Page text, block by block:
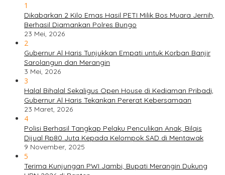
1
Dikabarkan 2 Kilo Emas Hasil PETI Milik Bos Muara Jernih,
Berhasil Diamankan Polres Bungo
23 Mei, 2026
2
Gubernur Al Haris Tunjukkan Empati untuk Korban Banjir
Sarolangun dan Merangin
3 Mei, 2026
3
Halal Bihalal Sekaligus Open House di Kediaman Pribadi,
Gubernur Al Haris Tekankan Pererat Kebersamaan
23 Maret, 2026
4
Polisi Berhasil Tangkap Pelaku Penculikan Anak, Bilqis
Dijual Rp80 Juta Kepada Kelompok SAD di Mentawak
9 November, 2025
5
Terima Kunjungan PWI Jambi, Bupati Merangin Dukung